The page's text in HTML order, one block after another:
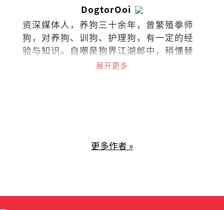
DogtorOoi
资深媒体人，养狗三十余年，曾繁殖拳师
狗，对养狗、训狗、护理狗，有一定的经
验与知识。自嘲是狗界江湖郎中，稍懂替
狗探脉与接生，小病可给参考意见，大病
展开更多
更多作者 »